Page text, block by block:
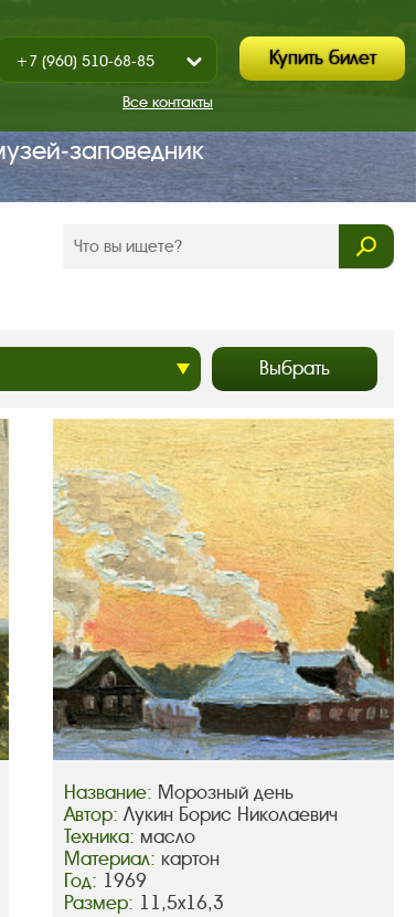
Показать
/
Закрыть
+7 (960) 510-68-85
+7 (930) 347-67-70Все контакты
Купить билет
Выбрать
Название: Морозный день
Автор: Лукин Борис Николаевич
Техника: масло
Материал: картон
Год: 1969
Размер: 11,5х16,3